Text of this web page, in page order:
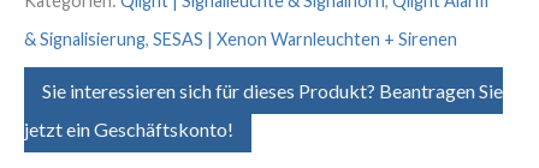
& Signalisierung, SESAS | Xenon Warnleuchten + Sirenen
Sie interessieren sich für dieses Produkt? Beantragen Sie
jetzt ein Geschäftskonto!